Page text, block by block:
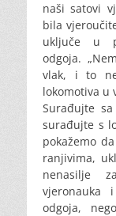
naši satovi
bila
uključe u
odgoja.
vlak, i to
lokomotiva u
Surađujte
surađujte s
pokažemo
ranjivima,
nenasilje
vjeronauka
odgoja,